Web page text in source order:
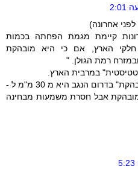
אחרונה)
האחרונות קיימת מגמת הפחתה בכמות
הארץ, אם כי היא מובהקת
רמת הגולן. "
במרבית הארץ.
דרך אגב - אם הירידה ה"מובהקת" בדרום הנגב היא מ 30 מ"מ ל -
אכן מובהקת אבל חסרת משמעות מבחינה